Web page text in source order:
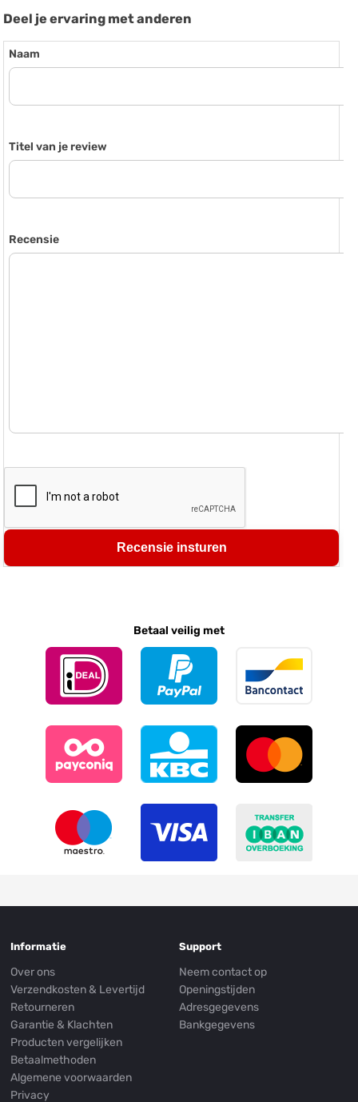
Deel je ervaring met anderen
Naam
Titel van je review
Recensie
Recensie insturen
Betaal veilig met
Informatie
Over ons
Verzendkosten & Levertijd
Retourneren
Garantie & Klachten
Producten vergelijken
Betaalmethoden
Algemene voorwaarden
Privacy
Support
Neem contact op
Openingstijden
Adresgegevens
Bankgegevens